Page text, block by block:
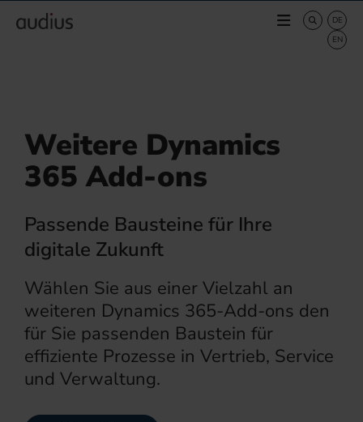
Weitere Dynamics
365 Add-ons
Passende Bausteine für Ihre
digitale Zukunft
Wählen Sie aus einer Vielzahl an
weiteren Dynamics 365-Add-ons den
für Sie passenden Baustein für
effiziente Prozesse in Vertrieb, Service
und Verwaltung.